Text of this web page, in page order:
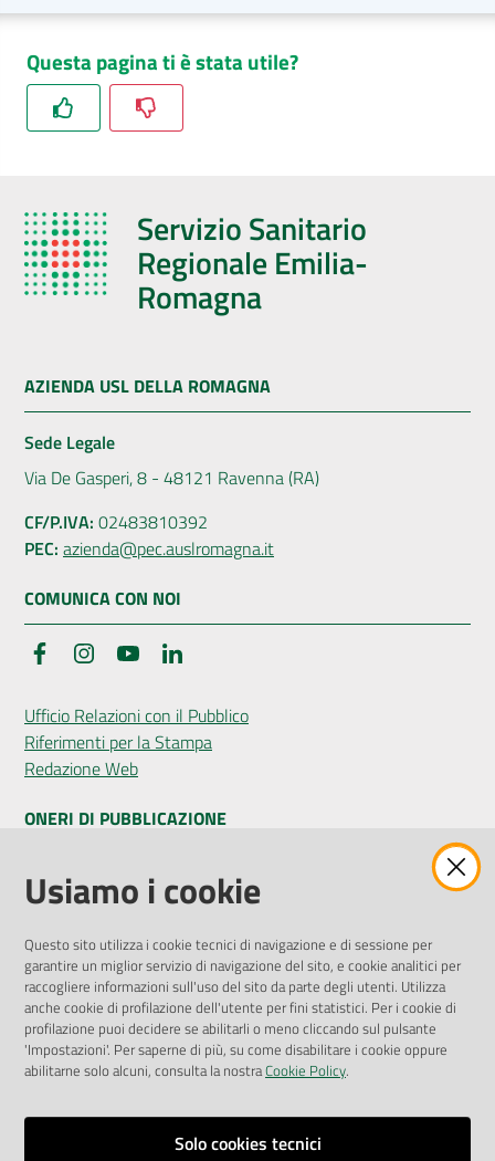
Questa pagina ti è stata utile?
Servizio Sanitario
Regionale Emilia-
Romagna
AZIENDA USL DELLA ROMAGNA
Sede Legale
Via De Gasperi, 8 - 48121 Ravenna (RA)
CF/P.IVA: 02483810392
PEC: azienda@pec.auslromagna.it
COMUNICA CON NOI
FacebookInstagramYouTube
Ufficio Relazioni con il Pubblico
Riferimenti per la Stampa
Redazione Web
ONERI DI PUBBLICAZIONE
Amministrazione Trasparente
Pubblicità legale
Privacy Policy
Attuazione Misure PNRR
Liste di Attesa
ENTI, IMPRESE E PARTNER
Fatturazione Elettronica
Usiamo i cookie
Questo sito utilizza i cookie tecnici di navigazione e di sessione per
garantire un miglior servizio di navigazione del sito, e cookie analitici per
raccogliere informazioni sull'uso del sito da parte degli utenti. Utilizza
anche cookie di profilazione dell'utente per fini statistici. Per i cookie di
profilazione puoi decidere se abilitarli o meno cliccando sul pulsante
'Impostazioni'. Per saperne di più, su come disabilitare i cookie oppure
abilitarne solo alcuni, consulta la nostraCookie Policy.
Solo cookies tecnici